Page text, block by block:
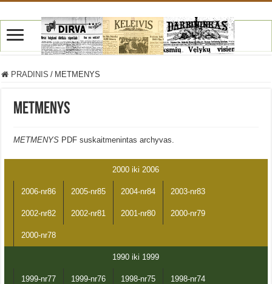
PRADINIS / METMENYS
METMENYS
METMENYS PDF suskaitmenintas archyvas.
2000 iki 2006
2006-nr86 2005-nr85 2004-nr84 2003-nr83
2002-nr82 2002-nr81 2001-nr80 2000-nr79
2000-nr78
1990 iki 1999
1999-nr77 1999-nr76 1998-nr75 1998-nr74